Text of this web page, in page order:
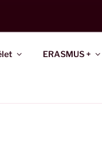
ERASMUS +